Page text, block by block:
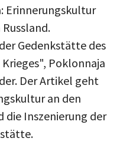
Erinnerungskultur
Gedenkstätte des
Poklonnaja
Der Artikel geht
an den
die Inszenierung der